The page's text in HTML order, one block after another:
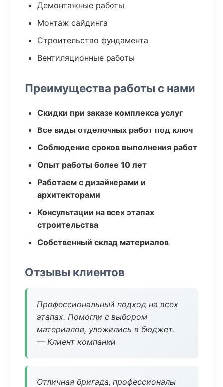
Демонтажные работы
Монтаж сайдинга
Строительство фундамента
Вентиляционные работы
Преимущества работы с нами
Скидки при заказе комплекса услуг
Все виды отделочных работ под ключ
Соблюдение сроков выполнения работ
Опыт работы более 10 лет
Работаем с дизайнерами и
архитекторами
Консультации на всех этапах
строительства
Собственный склад материалов
Отзывы клиентов
Профессиональный подход на всех
этапах. Помогли с выбором
материалов, уложились в бюджет.
— Клиент компании
Отличная бригада, профессионалы